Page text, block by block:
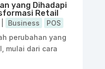
yang Dihadapi
Retail
Business
POS
perubahan yang
mulai dari cara